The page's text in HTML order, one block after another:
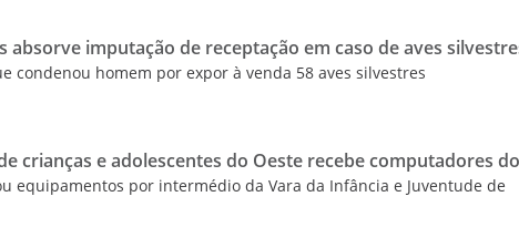
absorve imputação de receptação em caso de aves
condenou homem por expor à venda 58 aves silvestres
crianças e adolescentes do Oeste recebe computadores
equipamentos por intermédio da Vara da Infância e Juventude de